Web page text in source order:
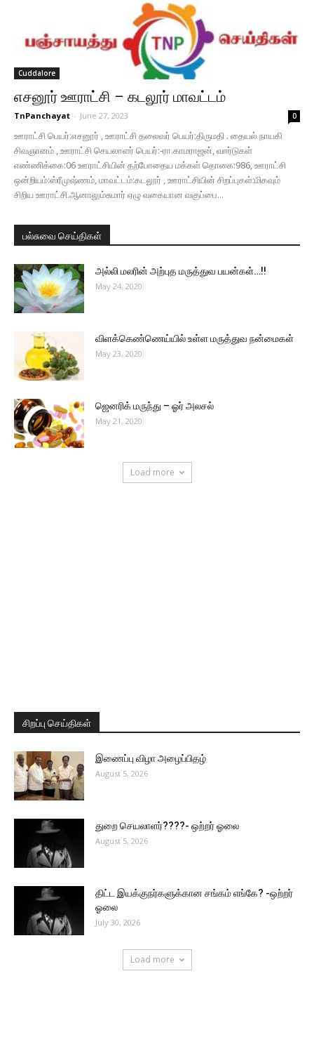
Cuddalore
எசனூர் ஊராட்சி – கடலூர் மாவட்டம்
TnPanchayat - June 27, 2023 0
ஊராட்சி பெயர்:எசனூர் , ஊராட்சி தலைவர் பெயர்:திருமதி . தையல் நாயகி
சிவஞானம் , ஊராட்சி செயலாளர் பெயர்:-ரா.காமராஜன், வார்டுகள்
எண்ணிக்கை:06 ஊராட்சியின் தற்போதைய மக்கள் தொகை:986, ஊராட்சி
ஒன்றியம்:ஸ்ரீமுஷ்ணம், மாவட்டம்:கடலூர் , ஊராட்சியின் சிறப்புகள்:மிகவும்
சிறிய ஊராட்சி.ஆனாலும்சுமார் ஏழு வகையான வகுப்பை...
பல்சுவை செய்திகள்
அல்லி மலரின் அற்புத மருத்துவ பயன்கள்…!!
May 24, 2020
விளக்கெண்ணெய்யில் உள்ள மருத்துவ நன்மைகள்
May 23, 2020
ஜெனரிக் மருந்து – ஓர் அலசல்
May 21, 2020
Load more
சிறப்பு செய்திகள்
இணைப்பு விழா அழைப்பிதழ்
August 5, 2026
துறை செயலாளர்????- ஒற்றர் ஓலை
August 5, 2026
திட்ட இயக்குநர்களுக்கான சங்கம் எங்கே? -ஒற்றர்
ஓலை
July 30, 2026
Load more